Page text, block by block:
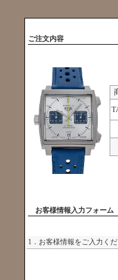
ご注文内容
お客様情報入力フォーム
1．お客様情報をご入力く